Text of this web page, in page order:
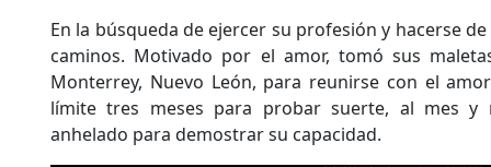
En la búsqueda de ejercer su profesión y hacerse
caminos. Motivado por el amor, tomó sus
Monterrey, Nuevo León, para reunirse con el
límite tres meses para probar suerte, al mes y
anhelado para demostrar su capacidad.